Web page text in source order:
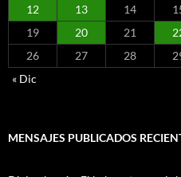
12
13 14
19
20 21
26
27 28
« Dic
MENSAJES PUBLICADOS